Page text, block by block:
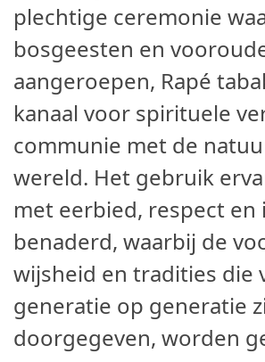
plechtige ceremonie
bosgeesten en
aangeroepen, Rapé
kanaal voor spirituele
communie met de
wereld. Het gebruik
met eerbied, respect
benaderd, waarbij de
wijsheid en tradities die
generatie op generatie
doorgegeven, worden